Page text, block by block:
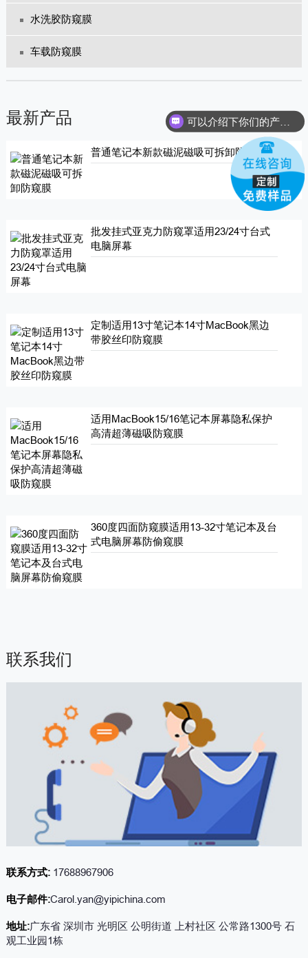
水洗胶防窥膜
车载防窥膜
最新产品
普通笔记本新款磁泥磁吸可拆卸防窥膜
批发挂式亚克力防窥罩适用23/24寸台式
电脑屏幕
定制适用13寸笔记本14寸MacBook黑边
带胶丝印防窥膜
适用MacBook15/16笔记本屏幕隐私保护
高清超薄磁吸防窥膜
360度四面防窥膜适用13-32寸笔记本及台
式电脑屏幕防偷窥膜
联系我们
联系方式:17688967906
电子邮件:Carol.yan@yipichina.com
地址:广东省 深圳市 光明区 公明街道 上村社区 公常路1300号 石
观工业园1栋
可以介绍下你们的产品么？